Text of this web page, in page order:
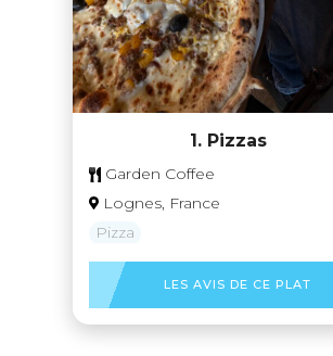
1. Pizzas
Garden Coffee
Lognes, France
Pizza
LES AVIS DE CE PLAT